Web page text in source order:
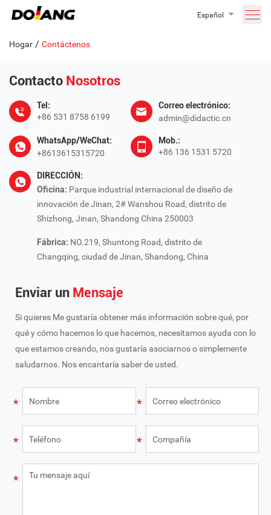
Español
Hogar / Contáctenos
Contacto Nosotros
Tel:
+86 531 8758 6199
Correo electrónico:
admin@didactic.cn
WhatsApp/WeChat:
+8613615315720
Mob.:
+86 136 1531 5720
DIRECCIÓN:
Oficina: Parque industrial internacional de diseño de
innovación de Jinan, 2# Wanshou Road, distrito de
Shizhong, Jinan, Shandong China 250003
Fábrica: NO.219, Shuntong Road, distrito de
Changqing, ciudad de Jinan, Shandong, China
Enviar un Mensaje
Si quieres Me gustaría obtener más información sobre qué, por
qué y cómo hacemos lo que hacemos, necesitamos ayuda con lo
que estamos creando, nos gustaría asociarnos o simplemente
saludarnos. Nos encantaría saber de usted.